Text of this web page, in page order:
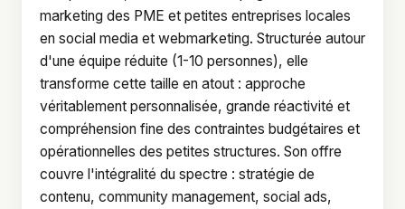
marketing des PME et petites entreprises locales
en social media et webmarketing. Structurée autour
d'une équipe réduite (1-10 personnes), elle
transforme cette taille en atout : approche
véritablement personnalisée, grande réactivité et
compréhension fine des contraintes budgétaires et
opérationnelles des petites structures. Son offre
couvre l'intégralité du spectre : stratégie de
contenu, community management, social ads,